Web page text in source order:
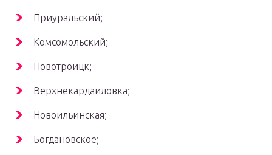
Приуральский;
Комсомольский;
Новотроицк;
Верхнекардаиловка;
Новоильинская;
Богдановское;